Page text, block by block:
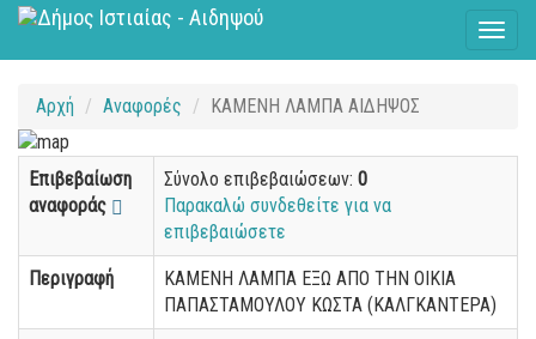
Αρχή Αναφορές ΚΑΜΕΝΗ ΛΑΜΠΑ ΑΙΔΗΨΟΣ
Επιβεβαίωση
αναφοράς
Σύνολο επιβεβαιώσεων: 0
Παρακαλώ συνδεθείτε για να
επιβεβαιώσετε
Περιγραφή
ΚΑΜΕΝΗ ΛΑΜΠΑ ΕΞΩ ΑΠΟ ΤΗΝ ΟΙΚΙΑ
ΠΑΠΑΣΤΑΜΟΥΛΟΥ ΚΩΣΤΑ (ΚΑΛΓΚΑΝΤΕΡΑ)